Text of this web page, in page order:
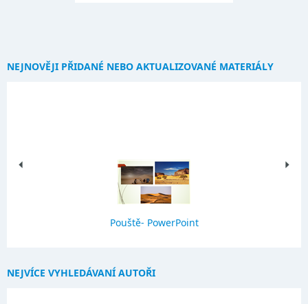
NEJNOVĚJI PŘIDANÉ NEBO AKTUALIZOVANÉ MATERIÁLY
Pouště- PowerPoint
NEJVÍCE VYHLEDÁVANÍ AUTOŘI